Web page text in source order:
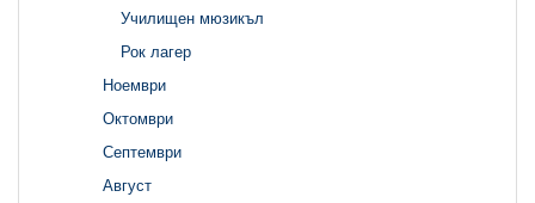
Училищен мюзикъл
Рок лагер
Ноември
Октомври
Септември
Август